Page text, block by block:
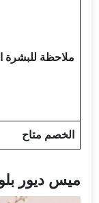
ملاحظة للبشرة
الخصم متاح
ميس ديور